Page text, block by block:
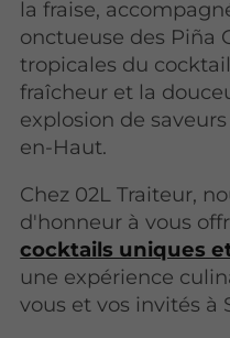
la fraise,
onctueuse des Piña
tropicales du
fraîcheur et la
explosion de
en-Haut.
Chez 02L Traiteur,
d'honneur à vous
cocktails uniques
une expérience
vous et vos invités à